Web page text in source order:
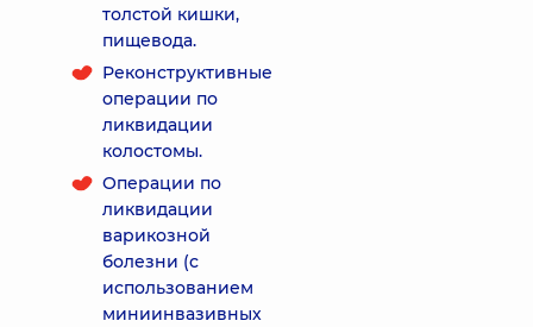
толстой кишки,
пищевода.
Реконструктивные
операции по
ликвидации
колостомы.
Операции по
ликвидации
варикозной
болезни (с
использованием
миниинвазивных